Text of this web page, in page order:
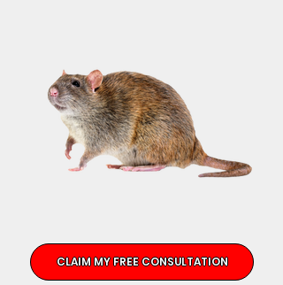
CLAIM MY FREE CONSULTATION